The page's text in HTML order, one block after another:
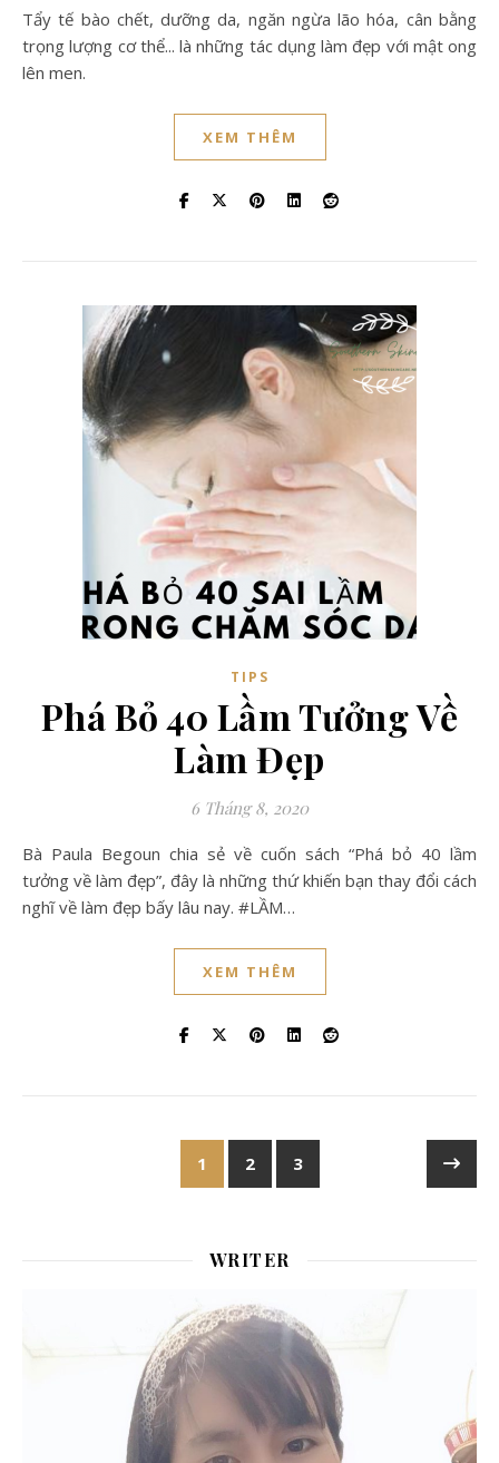
Tẩy tế bào chết, dưỡng da, ngăn ngừa lão hóa, cân bằng
trọng lượng cơ thể... là những tác dụng làm đẹp với mật ong
lên men.
XEM THÊM
TIPS
Phá Bỏ 40 Lầm Tưởng Về
Làm Đẹp
6 Tháng 8, 2020
Bà Paula Begoun chia sẻ về cuốn sách “Phá bỏ 40 lầm
tưởng về làm đẹp”, đây là những thứ khiến bạn thay đổi cách
nghĩ về làm đẹp bấy lâu nay. #LẦM…
XEM THÊM
1 2 3
WRITER